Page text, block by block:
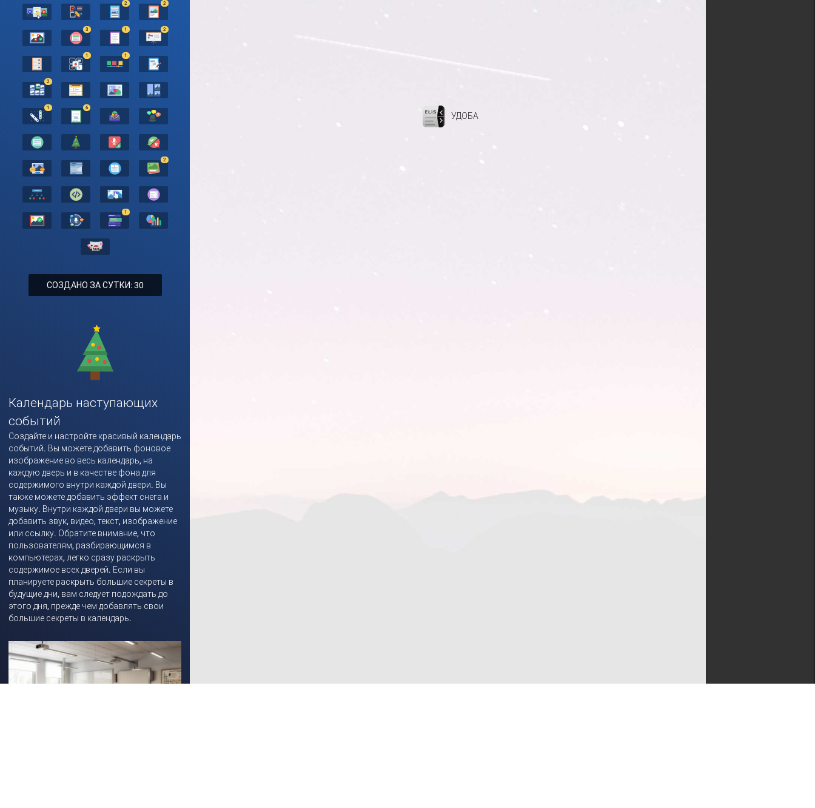
2 2
3 1 2
1 1
2
1 6
2
1
СОЗДАНО ЗА СУТКИ: 30
Календарь наступающих
событий
Создайте и настройте красивый календарь
событий. Вы можете добавить фоновое
изображение во весь календарь, на
каждую дверь и в качестве фона для
содержимого внутри каждой двери. Вы
также можете добавить эффект снега и
музыку. Внутри каждой двери вы можете
добавить звук, видео, текст, изображение
или ссылку. Обратите внимание, что
пользователям, разбирающимся в
компьютерах, легко сразу раскрыть
содержимое всех дверей. Если вы
планируете раскрыть большие секреты в
будущие дни, вам следует подождать до
этого дня, прежде чем добавлять свои
большие секреты в календарь.
УДОБА